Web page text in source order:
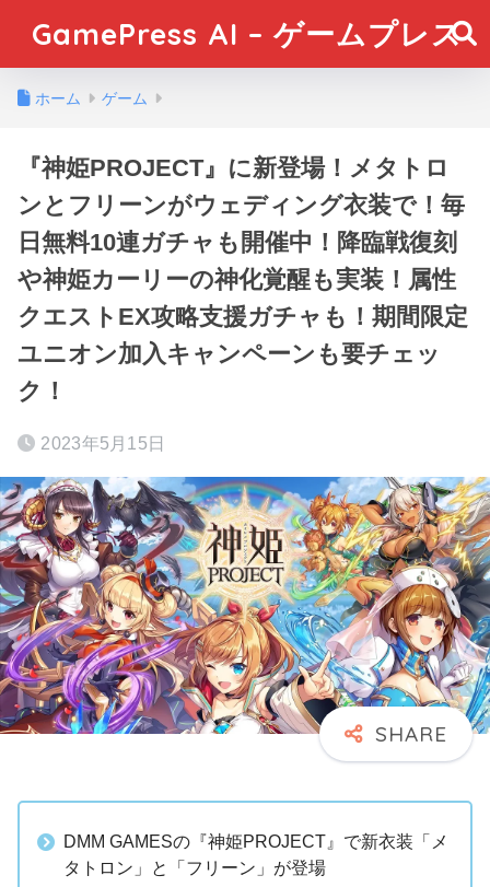
GamePress AI – ゲームプレス
ホーム ゲーム
『神姫PROJECT』に新登場！メタトロ
ンとフリーンがウェディング衣装で！毎
日無料10連ガチャも開催中！降臨戦復刻
や神姫カーリーの神化覚醒も実装！属性
クエストEX攻略支援ガチャも！期間限定
ユニオン加入キャンペーンも要チェッ
ク！
2023年5月15日
DMM GAMESの『神姫PROJECT』で新衣装「メ
タトロン」と「フリーン」が登場